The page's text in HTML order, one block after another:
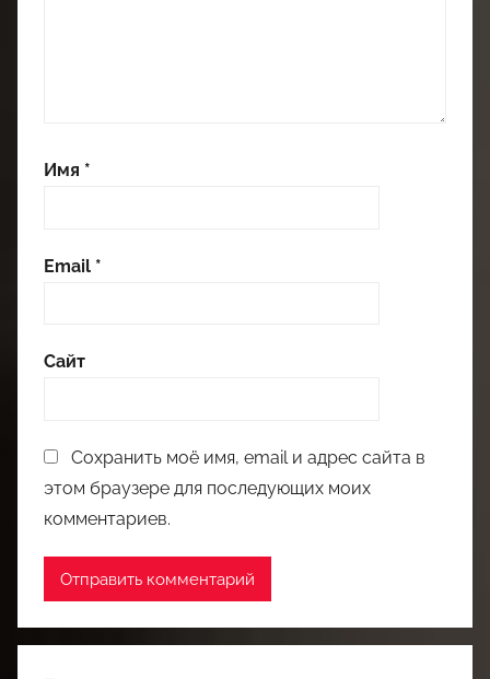
Имя *
Email *
Сайт
Сохранить моё имя, email и адрес сайта в
этом браузере для последующих моих
комментариев.